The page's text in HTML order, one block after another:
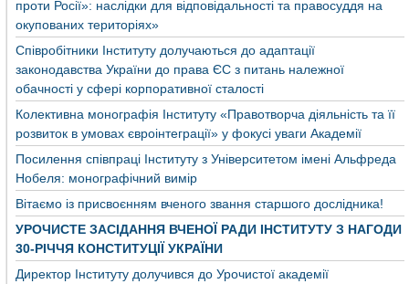
проти Росії»: наслідки для відповідальності та правосуддя на
окупованих територіях»
Співробітники Інституту долучаються до адаптації
законодавства України до права ЄС з питань належної
обачності у сфері корпоративної сталості
Колективна монографія Інституту «Правотворча діяльність та її
розвиток в умовах євроінтеграції» у фокусі уваги Академії
Посилення співпраці Інституту з Університетом імені Альфреда
Нобеля: монографічний вимір
Вітаємо із присвоєнням вченого звання старшого дослідника!
УРОЧИСТЕ ЗАСІДАННЯ ВЧЕНОЇ РАДИ ІНСТИТУТУ З НАГОДИ
30-РІЧЧЯ КОНСТИТУЦІЇ УКРАЇНИ
Директор Інституту долучився до Урочистої академії